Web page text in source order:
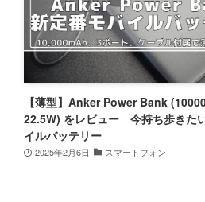
【薄型】Anker Power Bank
22.5W) をレビュー 今持ち歩きた
イルバッテリー
2025年2月6日 スマートフォン